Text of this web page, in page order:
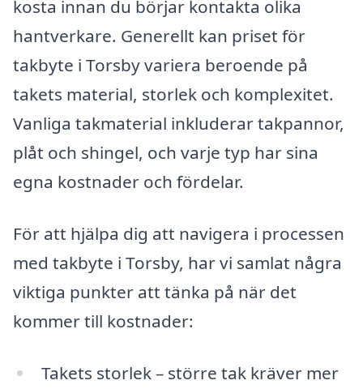
kosta innan du börjar kontakta olika
hantverkare. Generellt kan priset för
takbyte i Torsby variera beroende på
takets material, storlek och komplexitet.
Vanliga takmaterial inkluderar takpannor,
plåt och shingel, och varje typ har sina
egna kostnader och fördelar.
För att hjälpa dig att navigera i processen
med takbyte i Torsby, har vi samlat några
viktiga punkter att tänka på när det
kommer till kostnader:
Takets storlek – större tak kräver mer